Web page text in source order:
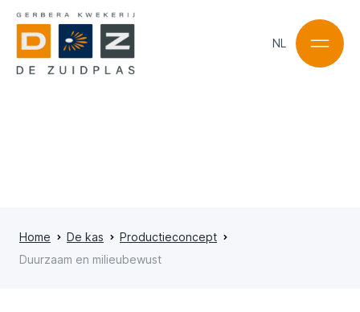
NL
Home De kas
Productieconcept
Duurzaam en milieubewust